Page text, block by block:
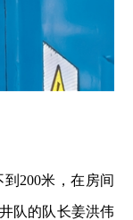
200米，在房间
队的队长姜洪伟